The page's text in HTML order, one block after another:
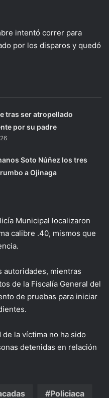
intentó correr para
por los disparos y quedó
tras ser atropellado
por su padre
Soto Núñez los tres
a Ojinaga
Municipal localizaron
calibre .40, mismos que
autoridades, mientras
de la Fiscalía General del
de pruebas para iniciar
la víctima no ha sido
detenidas en relación
Policiaca